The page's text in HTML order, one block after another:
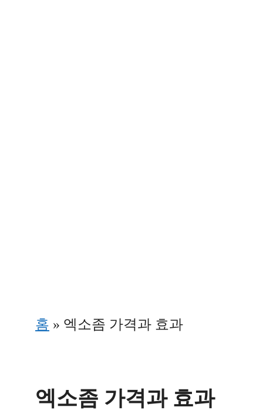
content
홈 » 엑소좀 가격과 효과
엑소좀 가격과 효과